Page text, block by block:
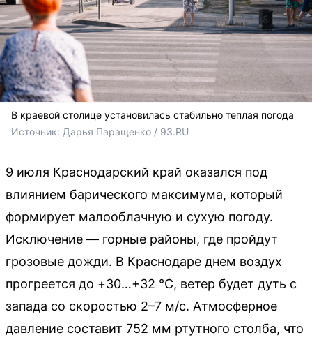
В краевой столице установилась стабильно теплая погода
Источник: Дарья Паращенко / 93.RU
9 июля Краснодарский край оказался под
влиянием барического максимума, который
формирует малооблачную и сухую погоду.
Исключение — горные районы, где пройдут
грозовые дожди. В Краснодаре днем воздух
прогреется до +30…+32 °C, ветер будет дуть с
запада со скоростью 2–7 м/с. Атмосферное
давление составит 752 мм ртутного столба, что